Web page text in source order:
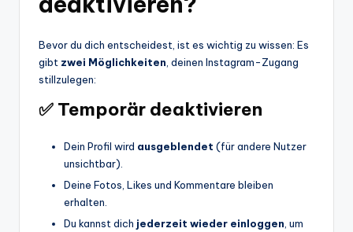
Bevor du dich entscheidest, ist es wichtig zu wissen: Es
gibt zwei Möglichkeiten , deinen Instagram-Zugang
stillzulegen:
✅ Temporär deaktivieren
Dein Profil wird ausgeblendet (für andere Nutzer
unsichtbar).
Deine Fotos, Likes und Kommentare bleiben
erhalten.
Du kannst dich jederzeit wieder einloggen , um